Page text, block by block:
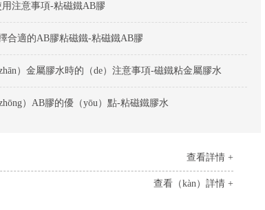
注意事項-粘磁鐵AB膠
合適的AB膠粘磁鐵-粘磁鐵AB膠
）金屬膠水時的（de）注意事項-磁鐵粘金屬膠水
）AB膠的優（yōu）點-粘磁鐵膠水
查看詳情 +
查看（kàn）詳情 +